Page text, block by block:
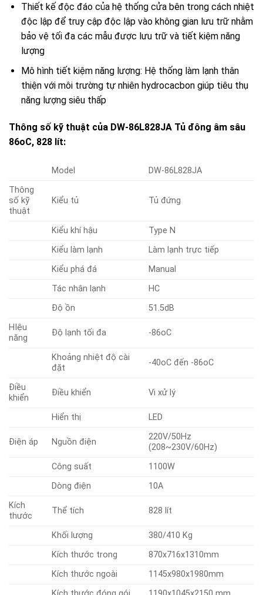
Thiết kế độc đáo của hệ thống cửa bên trong cách nhiệt
độc lập để truy cập độc lập vào không gian lưu trữ nhằm
bảo vệ tối đa các mẫu được lưu trữ và tiết kiệm năng
lượng
Mô hình tiết kiệm năng lượng: Hệ thống làm lạnh thân
thiện với môi trường tự nhiên hydrocacbon giúp tiêu thụ
năng lượng siêu thấp
Thông số kỹ thuật của DW-86L828JA Tủ đông âm sâu
86oC, 828 lít:
Model
DW-86L828JA
Thông
số kỹ
thuật
Kiểu tủ Tủ đứng
Kiểu khí hậu
Type N
Kiểu làm lạnh
Làm lạnh trực tiếp
Kiểu phá đá
Manual
Tác nhân lạnh
HC
Độ ồn
51.5dB
HIệu
năng
Độ lạnh tối đa -86oC
Khoảng nhiệt độ cài
đặt
-40oC đến -86oC
Điều
khiển
Điều khiển Vi xử lý
Hiển thị LED
Điện áp Nguồn điện
220V/50Hz
(208~230V/60Hz)
Công suất
1100W
Dòng điện
10A
Kích
thước
Thể tích 828 lít
Khối lượng
380/410 Kg
Kích thước trong
870x716x1310mm
Kích thước ngoài
1145x980x1980mm